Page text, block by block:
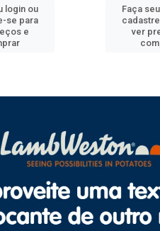
login ou
se para
e
Faça
ver